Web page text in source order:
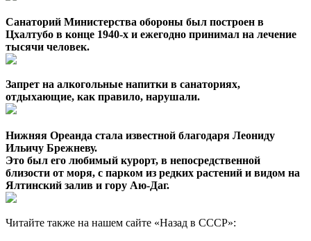
Санаторий Министерства обороны был построен в
Цхалтубо в конце 1940-х и ежегодно принимал на лечение
тысячи человек.
Запрет на алкогольные напитки в санаториях,
отдыхающие, как правило, нарушали.
Нижняя Ореанда стала известной благодаря Леониду
Ильичу Брежневу.
Это был его любимый курорт, в непосредственной
близости от моря, с парком из редких растений и видом на
Ялтинский залив и гору Аю-Даг.
Читайте также на нашем сайте «Назад в СССР»: